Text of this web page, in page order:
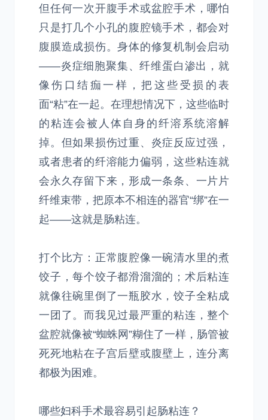
但任何一次开腹手术或盆腔手术，哪怕
只是打几个小孔的腹腔镜手术，都会对
腹膜造成损伤。身体的修复机制会启动
——炎症细胞聚集、纤维蛋白渗出，就
像伤口结痂一样，把这些受损的表
面“粘”在一起。在理想情况下，这些临时
的粘连会被人体自身的纤溶系统溶解
掉。但如果损伤过重、炎症反应过强，
或者患者的纤溶能力偏弱，这些粘连就
会永久存留下来，形成一条条、一片片
纤维束带，把原本不相连的器官“绑”在一
起——这就是肠粘连。
打个比方：正常腹腔像一碗清水里的煮
饺子，每个饺子都滑溜溜的；术后粘连
就像往碗里倒了一瓶胶水，饺子全粘成
一团了。而我见过最严重的粘连，整个
盆腔就像被“蜘蛛网”糊住了一样，肠管被
死死地粘在子宫后壁或腹壁上，连分离
都极为困难。
哪些妇科手术最容易引起肠粘连？